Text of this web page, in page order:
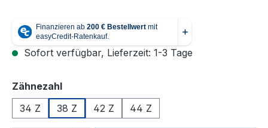
Sofort verfügbar, Lieferzeit: 1-3 Tage
Zähnezahlauswählen
34 Z
38 Z 42 Z 44 Z